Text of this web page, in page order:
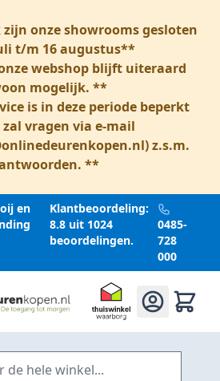
onze showrooms gesloten
t/m 16 augustus**
webshop blijft uiteraard
mogelijk. **
is in deze periode beperkt
zal vragen via e-mail
) z.s.m.
**
en
Klantbeoordeling:
8.8 uit 1024
beoordelingen.
0485-
728
000